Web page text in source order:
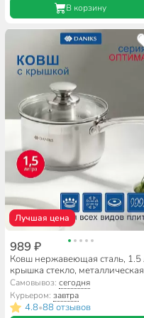
В корзину
Лучшая цена
989 ₽
Ковш нержавеющая сталь, 1.5
крышка стекло, металлическая
ручка, индукция, Daniks,
Оптима, GS-01201-16SP
Самовывоз:сегодня
Курьером:завтра
4.8•88 отзывов